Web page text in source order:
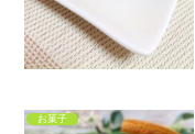
お菓子